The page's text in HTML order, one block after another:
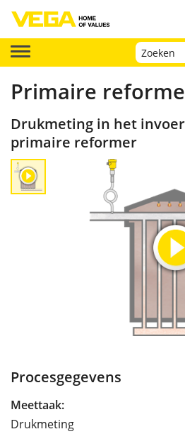
Primaire
Drukmeting in het
primaire reformer
Procesgegevens
Meettaak:
Drukmeting